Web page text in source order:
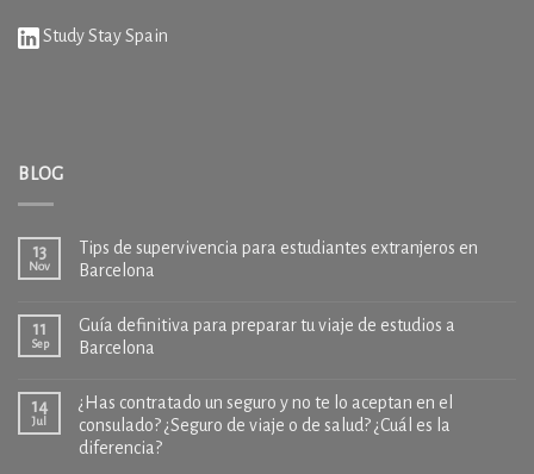
Study Stay Spain
BLOG
13
Nov
Tips de supervivencia para estudiantes extranjeros en
Barcelona
11
Sep
Guía definitiva para preparar tu viaje de estudios a
Barcelona
14
Jul
¿Has contratado un seguro y no te lo aceptan en el
consulado? ¿Seguro de viaje o de salud? ¿Cuál es la
diferencia?